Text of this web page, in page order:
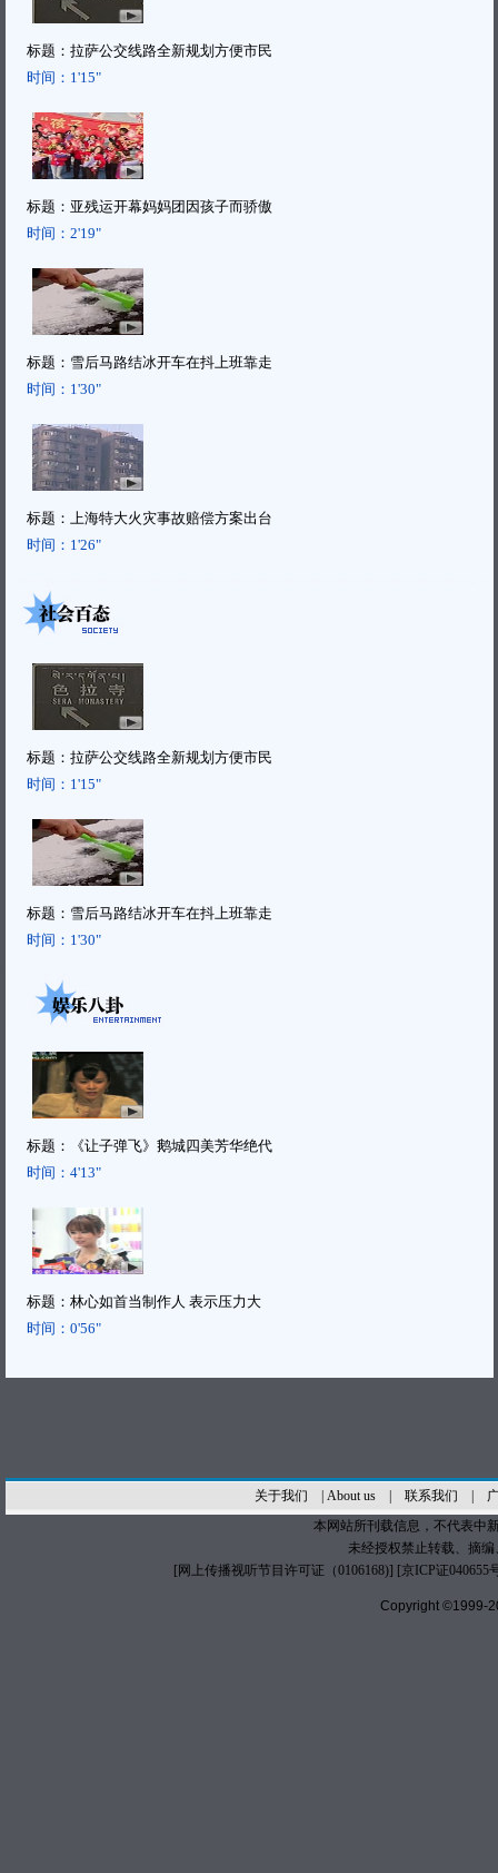
标题： 拉萨公交线路全新规划方便市民
时间： 1'15"
标题： 亚残运开幕妈妈团因孩子而骄傲
时间： 2'19"
标题： 雪后马路结冰开车在抖上班靠走
时间： 1'30"
标题： 上海特大火灾事故赔偿方案出台
时间： 1'26"
标题： 拉萨公交线路全新规划方便市民
时间： 1'15"
标题： 雪后马路结冰开车在抖上班靠走
时间： 1'30"
标题：
《让子弹飞》鹅城四美芳华绝代
时间： 4'13"
标题： 林心如首当制作人 表示压力大
时间： 0'56"
关于我们 About us| 联系我们
本网站所刊载信息，不代表中
未经授权禁止转载、摘
[网上传播视听节目许可证（0106168)] [京ICP证040655
Copyright ©1999-